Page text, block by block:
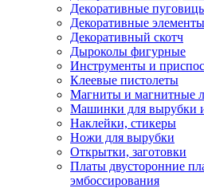
Декоративные
Декоративные элементы
Декоративный скотч
Дыроколы фигурные
Инструменты и
Клеевые пистолеты
Магниты и магнитные
Машинки для вырубки
Наклейки, стикеры
Ножи для вырубки
Открытки, заготовки
Платы двусторонние
эмбоссирования